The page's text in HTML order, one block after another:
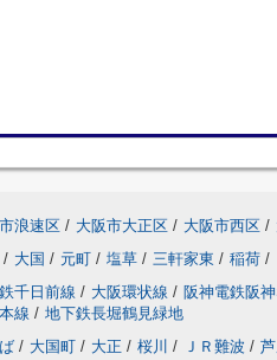
浪速区 / 大阪市大正区 / 大阪市西区 /
/ 大国 / 元町 / 塩草 / 三軒家東 / 稲荷 /
千日前線 / 大阪環状線 / 阪神電鉄阪
線 / 地下鉄長堀鶴見緑地
/ 大国町 / 大正 / 桜川 / ＪＲ難波 /